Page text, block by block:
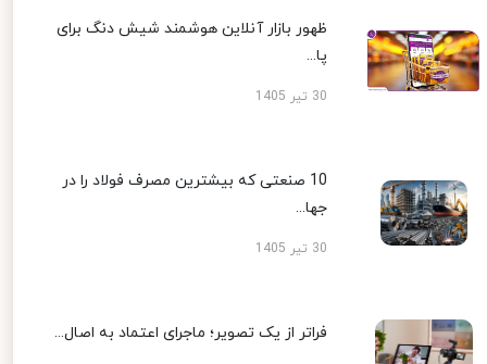
ظهور بازار آنلاین هوشمند شیش دنگ برای
پا...
30 تیر 1405
10 صنعتی که بیشترین مصرف فولاد را در
جها...
30 تیر 1405
فراتر از یک تصویر؛ ماجرای اعتماد به اصال...